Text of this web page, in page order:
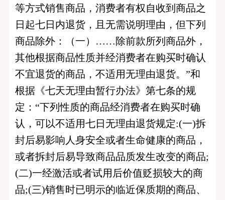
等方式销售商品，消费者有权自收到商品之
日起七日内退货，且无需说明理由，但下列
商品除外：（一）……除前款所列商品外，
其他根据商品性质并经消费者在购买时确认
不宜退货的商品，不适用无理由退货。”和
根据《七天无理由暂行办法》第七条的规
定：“下列性质的商品经消费者在购买时确
认，可以不适用七日无理由退货规定:(一)拆
封后易影响人身安全或者生命健康的商品，
或者拆封后易导致商品品质发生改变的商品;
(二)一经激活或者试用后价值贬损较大的商
品;(三)销售时已明示的临近保质期的商品、